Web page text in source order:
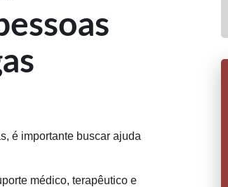
é importante buscar ajuda
médico, terapêutico e